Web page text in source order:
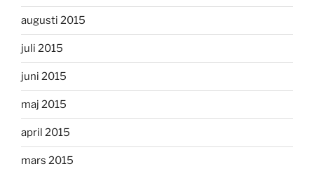
augusti 2015
juli 2015
juni 2015
maj 2015
april 2015
mars 2015